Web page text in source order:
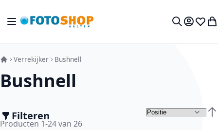
Toggle Nav
Mijn
Verrekijker Bushnell
Bushnell
Filteren
Producten 1-24van 26